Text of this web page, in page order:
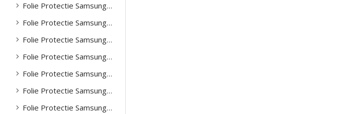
Folie Protectie Samsung A73
Folie Protectie Samsung Note 20
Folie Protectie Samsung Note 20 ultra
Folie Protectie Samsung S20 Plus
Folie Protectie Samsung S20 Ultra
Folie Protectie Samsung S21
Folie Protectie Samsung S21 Fe